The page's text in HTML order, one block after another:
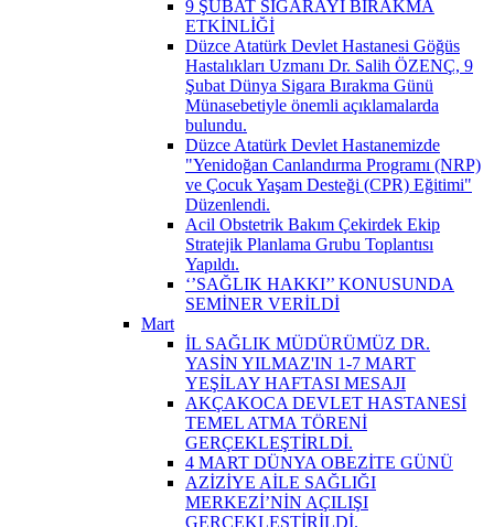
9 ŞUBAT SİGARAYI BIRAKMA
ETKİNLİĞİ
Düzce Atatürk Devlet Hastanesi Göğüs
Hastalıkları Uzmanı Dr. Salih ÖZENÇ, 9
Şubat Dünya Sigara Bırakma Günü
Münasebetiyle önemli açıklamalarda
bulundu.
Düzce Atatürk Devlet Hastanemizde
"Yenidoğan Canlandırma Programı (NRP)
ve Çocuk Yaşam Desteği (CPR) Eğitimi"
Düzenlendi.
Acil Obstetrik Bakım Çekirdek Ekip
Stratejik Planlama Grubu Toplantısı
Yapıldı.
‘’SAĞLIK HAKKI’’ KONUSUNDA
SEMİNER VERİLDİ
Mart
İL SAĞLIK MÜDÜRÜMÜZ DR.
YASİN YILMAZ'IN 1-7 MART
YEŞİLAY HAFTASI MESAJI
AKÇAKOCA DEVLET HASTANESİ
TEMEL ATMA TÖRENİ
GERÇEKLEŞTİRLDİ.
4 MART DÜNYA OBEZİTE GÜNÜ
AZİZİYE AİLE SAĞLIĞI
MERKEZİ’NİN AÇILIŞI
GERÇEKLEŞTİRİLDİ.